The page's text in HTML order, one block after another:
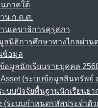
ภาคใต้
น ก.ค.ศ.
นเลขาธิการคุรุสภา
ลนิธิการศึกษาทางไกลผ่าน
ข้อมูล
อมูลนักเรียนรายบุคคล
Asset (ระบบข้อมูลสินทรัพย์
ะบบปัจจัยพื้นฐานนักเรียนยา
(ระบบกำหนดรหัสประจำตัว